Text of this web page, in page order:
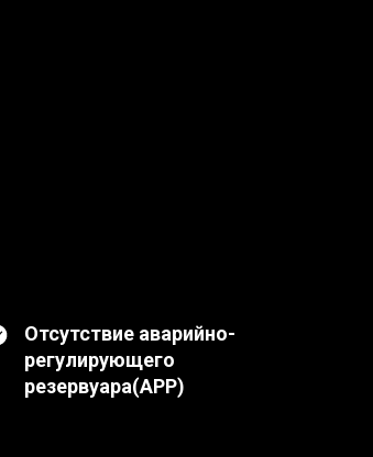
Отсутствие аварийно-
регулирующего
резервуара(АРР)